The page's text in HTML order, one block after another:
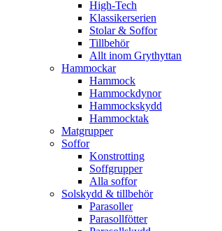
High-Tech
Klassikerserien
Stolar & Soffor
Tillbehör
Allt inom Grythyttan
Hammockar
Hammock
Hammockdynor
Hammockskydd
Hammocktak
Matgrupper
Soffor
Konstrotting
Soffgrupper
Alla soffor
Solskydd & tillbehör
Parasoller
Parasollfötter